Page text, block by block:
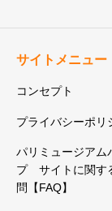
サイトメニュー
コンセプト
プライバシーポリ
パリミュージアム
プ サイトに関す
問【FAQ】